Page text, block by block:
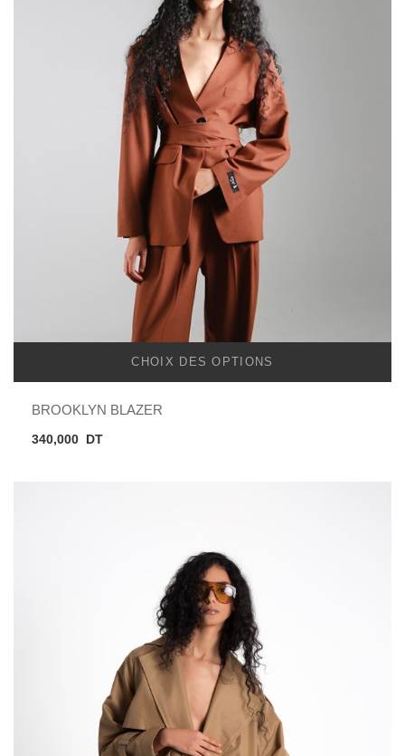
CHOIX DES OPTIONS
BROOKLYN BLAZER
340,000 DT